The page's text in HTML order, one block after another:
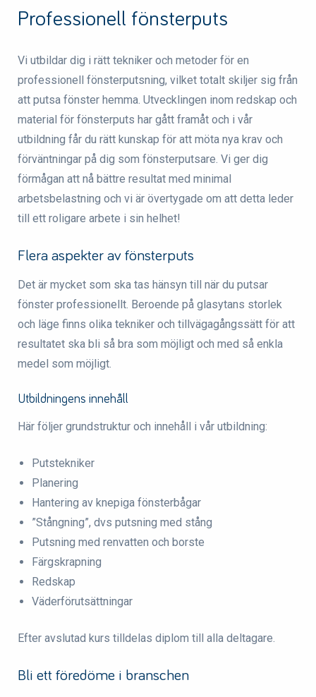
Professionell fönsterputs
Vi utbildar dig i rätt tekniker och metoder för en
professionell fönsterputsning, vilket totalt skiljer sig från
att putsa fönster hemma. Utvecklingen inom redskap och
material för fönsterputs har gått framåt och i vår
utbildning får du rätt kunskap för att möta nya krav och
förväntningar på dig som fönsterputsare. Vi ger dig
förmågan att nå bättre resultat med minimal
arbetsbelastning och vi är övertygade om att detta leder
till ett roligare arbete i sin helhet!
Flera aspekter av fönsterputs
Det är mycket som ska tas hänsyn till när du putsar
fönster professionellt. Beroende på glasytans storlek
och läge finns olika tekniker och tillvägagångssätt för att
resultatet ska bli så bra som möjligt och med så enkla
medel som möjligt.
Utbildningens innehåll
Här följer grundstruktur och innehåll i vår utbildning:
Putstekniker
Planering
Hantering av knepiga fönsterbågar
”Stångning”, dvs putsning med stång
Putsning med renvatten och borste
Färgskrapning
Redskap
Väderförutsättningar
Efter avslutad kurs tilldelas diplom till alla deltagare.
Bli ett föredöme i branschen